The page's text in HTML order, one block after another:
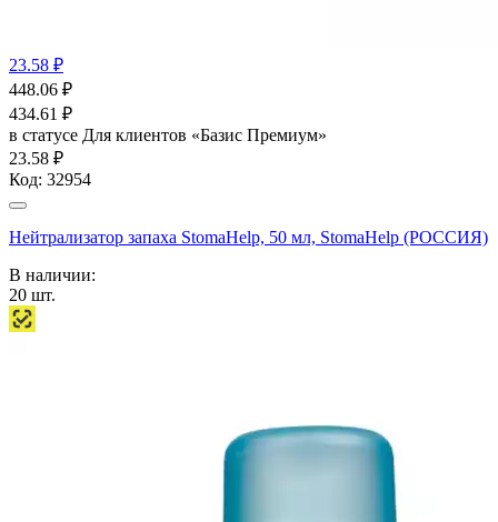
23.58 ₽
448.06 ₽
434.61 ₽
в статусе Для клиентов «Базис Премиум»
23.58 ₽
Код: 32954
Нейтрализатор запаха StomaHelp, 50 мл, StomaHelp (РОССИЯ)
В наличии:
20 шт.